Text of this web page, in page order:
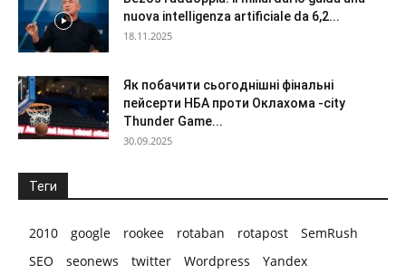
nuova intelligenza artificiale da 6,2...
18.11.2025
Як побачити сьогоднішні фінальні
пейсерти НБА проти Оклахома -city
Thunder Game...
30.09.2025
Теги
2010 google rookee rotaban rotapost
SemRush
SEO
seonews twitter Wordpress
Yandex